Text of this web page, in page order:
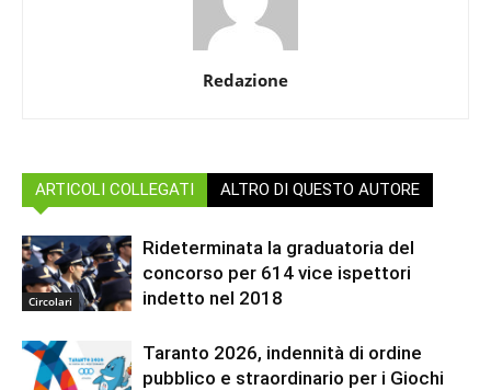
Redazione
ARTICOLI COLLEGATI ALTRO DI QUESTO AUTORE
Circolari
Rideterminata la graduatoria del
concorso per 614 vice ispettori
indetto nel 2018
Taranto 2026, indennità di ordine
pubblico e straordinario per i Giochi